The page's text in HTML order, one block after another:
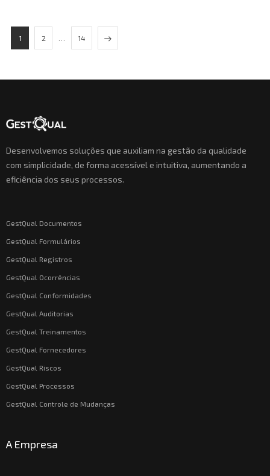
1 2 14
Desenvolvemos soluções que auxiliam na gestão da qualidade
com simplicidade, de forma acessível e intuitiva, aumentando a
eficiência dos seus processos.
GestQual Documentos
GestQual Formulários
GestQual Registros
GestQual Ocorrências
GestQual Conformidades
GestQual Auditorias
GestQual Treinamentos
GestQual Fornecedores
GestQual Riscos
GestQual Processos
GestQual Controle de Mudanças
A Empresa